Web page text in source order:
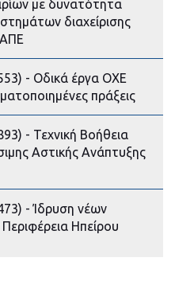
με δυνατότητα
διαχείρισης
ΑΠΕ
- Οδικά έργα ΟΧΕ
πράξεις
- Τεχνική Βοήθεια
Αστικής Ανάπτυξης
- Ίδρυση νέων
Ηπείρου